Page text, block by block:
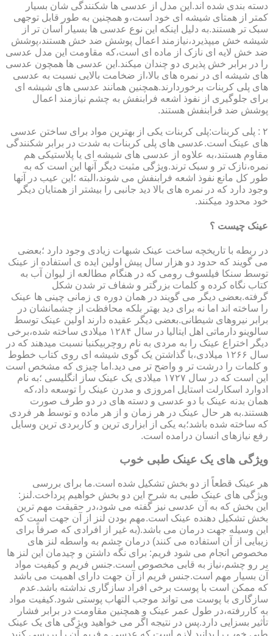
دسته بندی شده اند.این مدل از عدسی ها شکنندگی شان بسیار
کمتر از همتای شیشه ای خود است،و همچنین به طور قابل توجهی
سبک تر هستند.به دلیل اینکه این نوع عدسی ها بسیار آسان تر از
شیشه خش میپذیرد،نیازمند اعمال پوشش ضد خش هستند،پوشش
ضد خش لایه ای نازک از ماده ای است،که مقاومت این مدل عدسی
را در برابر خش پذیری دو چندان میکند.این عدسی ها همچون عدسی
های شیشه ای در نمره های بالا،از ضخامت بالایی نسبت به عدسی
های پلی کربنات برخوردارند.همچنین همانند عدسی های شیشه ای
برای جلوگیری از نفوذ اشعه فرابنفش به چشم نیازمند اعمال
پوشش ضد فرابنفش هستند.
۲ : پلی کربنات:پلی کربنات یکی از بهترین مواد برای ساختن عدسی
های عینک است.عدسی های پلی کربنات به شدت در برابر شکنندگی
مقاوم هستند،به علاوه از عدسی های شیشه ای یا پلاستیکی هم
نمره،نازک تر و سبک ترند.ویژگی مثبت دیگر آنها این است که به
طور کل مانع نفوذ اشعه فرابنفش می شوند،البته ؛این عیب در آنها
وجود دارد که در نمره های بالا دید جانبی را بیشتر از همتایان دیگر
خود محدود میکنند.
عینک چیست ؟
در ربطه با تاریخچه ساخت عینک شبهات زیادی وجود دارد ؛بعضی
می گویند که حدود دو هزار سال پیش اولین ایده ی استفاده از عینک
توسط سنکا فیلسوف رومی که در هنگام مطالعه از لیوان آب به
کتاب نگاه کرده و کلمات بزرگتر و شفاف تر شدن شکل
گرفته.بعضی دیگر می گویند در همان دوره ی زمانی چینی ها عینک
را ساخته اند اما نه برای دید بهتر بلکه محافظت از چشمانشان در
برابر نیروهای شیطانی.بعضی دیگر عقیده دارند اولین عینک توسط
سالوینو دارماتی اهل ایتالیا در سال ۱۲۸۴ میلادی ساخته شده،برخی
دیگر اختراع عینک را به مردی به نام روچربیکنبا نسبت میدهند که در
سال ۱۲۶۶ میلادی،با گذاشتن یک گوی شیشه ای روی کتاب خطوط
و کلمات را درشت تر و واضح تر می دید.اما چیزی که مشخص است
این است که در سال ۱۷۲۷ میلادی یک عینک ساز انگلیسی ؛به نام
ادوارد اسکارلت استایل امروزی و مدرن عینک را توسعه داد،که
همان بدنه عینک با دو عدسی و دسته های در دو طرف صورت
هستند.به هر حال عینک در هر زمان و از هر ماده و توسط هر فردی
که ساخته شده باشد؛به یکی از ابزاری ترین و کاربردی ترین وسایل
رفع نیازهای انسان درامده است.
ویژگی های یک عینک طبی خوب
هر عینک قطعاً از دو بخش تشکیل شده است.ما برای بررسی
ویژگی های عینک طبی به شرح این دو بخش خواهیم پرداخت.لنز:
این بخش که به آن عدسی نیز گفته می شود،در حقیقت مهم ترین
بخش تشکیل دهنده عینک است.مهم بودن لنز از آن جهت است که
این وسیله جهت درمان می باشد.(به غیر از افرادی که صرفاً برای
زیبایی از آن استفاده می کنند) درمان چشم به واسطه لنز های
مخصوص انجام می شود فریم: برای نگه داشتن و چیدمان این لنز ها
بر رو چشم،نیاز به قابی مخصوص است.جنس فریم و کیفیت مواد
آن بسیار مهم است.جنس فریم از آن جهت دارای اهمیت می باشد
که ممکن است با پوست برخی افراد سازگاری نداشته باشد.عدم
سازگاری با پوست می تواند موجب التهاب پوستی شود.کیفیت مواد
به کاررفته،در طول عمر عینک و همچنین مقاومت در برابر فشار
تأثیر بسزایی دارد.پس در نتیجه اگر می خواهید ویژگی های یک عینک